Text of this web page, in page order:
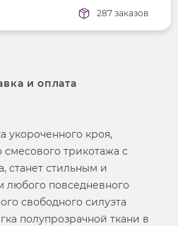
длинные
отложной воротник
287 заказов
и оплата
укороченного кроя,
трикотажа с
станет стильным и
любого повседневного
свободного силуэта
полупрозрачной ткани в